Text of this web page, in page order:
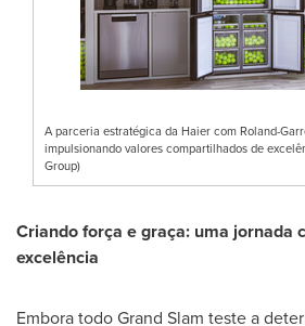
A parceria estratégica da Haier com Roland-
impulsionando valores compartilhados de
Group)
Criando força e graça: uma jornada
excelência
Embora todo Grand Slam teste a